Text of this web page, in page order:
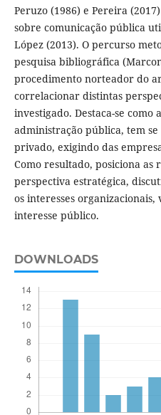
Peruzo (1986) e Pereira
sobre comunicação pública
López (2013). O percurso
pesquisa bibliográfica
procedimento norteador do
correlacionar distintas
investigado. Destaca-se como a
administração pública, tem
privado, exigindo das
Como resultado, posiciona as
perspectiva estratégica,
os interesses
interesse público.
DOWNLOADS